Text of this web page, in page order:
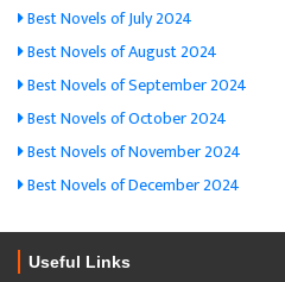
Best Novels of July 2024
Best Novels of August 2024
Best Novels of September 2024
Best Novels of October 2024
Best Novels of November 2024
Best Novels of December 2024
Useful Links